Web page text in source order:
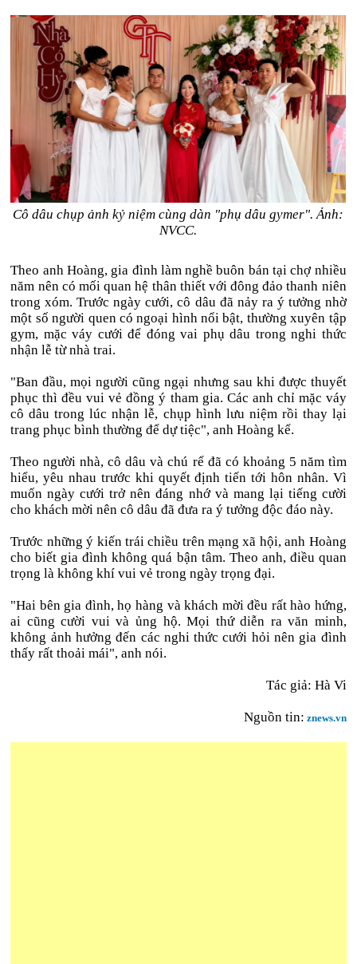
Cô dâu chụp ảnh kỷ niệm cùng dàn "phụ dâu gymer". Ảnh:
NVCC.
Theo anh Hoàng, gia đình làm nghề buôn bán tại chợ nhiều
năm nên có mối quan hệ thân thiết với đông đảo thanh niên
trong xóm. Trước ngày cưới, cô dâu đã nảy ra ý tưởng nhờ
một số người quen có ngoại hình nổi bật, thường xuyên tập
gym, mặc váy cưới để đóng vai phụ dâu trong nghi thức
nhận lễ từ nhà trai.
"Ban đầu, mọi người cũng ngại nhưng sau khi được thuyết
phục thì đều vui vẻ đồng ý tham gia. Các anh chỉ mặc váy
cô dâu trong lúc nhận lễ, chụp hình lưu niệm rồi thay lại
trang phục bình thường để dự tiệc", anh Hoàng kể.
Theo người nhà, cô dâu và chú rể đã có khoảng 5 năm tìm
hiểu, yêu nhau trước khi quyết định tiến tới hôn nhân. Vì
muốn ngày cưới trở nên đáng nhớ và mang lại tiếng cười
cho khách mời nên cô dâu đã đưa ra ý tưởng độc đáo này.
Trước những ý kiến trái chiều trên mạng xã hội, anh Hoàng
cho biết gia đình không quá bận tâm. Theo anh, điều quan
trọng là không khí vui vẻ trong ngày trọng đại.
"Hai bên gia đình, họ hàng và khách mời đều rất hào hứng,
ai cũng cười vui và ủng hộ. Mọi thứ diễn ra văn minh,
không ảnh hưởng đến các nghi thức cưới hỏi nên gia đình
thấy rất thoải mái", anh nói.
Tác giả: Hà Vi
Nguồn tin: znews.vn